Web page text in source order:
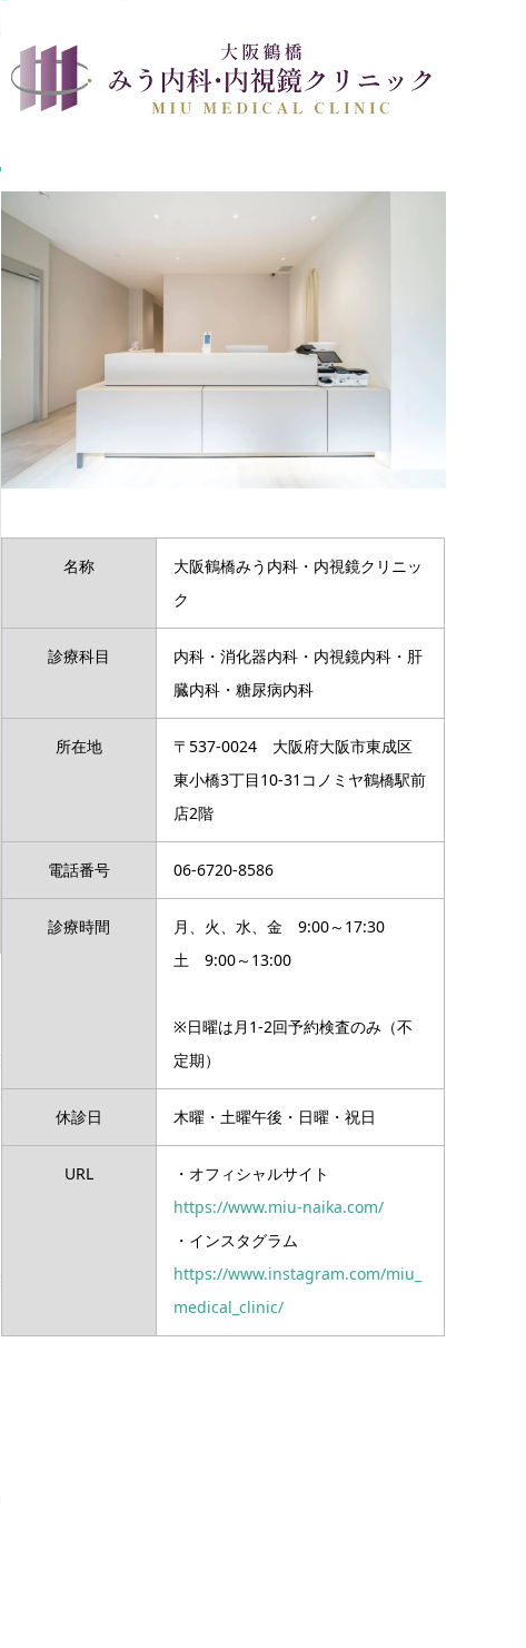
名称
大阪鶴橋みう内科・内視鏡クリニッ
ク
診療科目
内科・消化器内科・内視鏡内科・肝
臓内科・糖尿病内科
所在地
〒537-0024 大阪府大阪市東成区
東小橋3丁目10-31コノミヤ鶴橋駅前
店2階
電話番号 06-6720-8586
診療時間
月、火、水、金 9:00～17:30
土 9:00～13:00
※日曜は月1-2回予約検査のみ（不
定期）
休診日 木曜・土曜午後・日曜・祝日
URL
・オフィシャルサイト
https://www.miu-naika.com/
・インスタグラム
https://www.instagram.com/miu_
medical_clinic/